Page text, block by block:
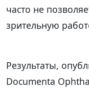
часто не
зрительную
Результаты,
Documenta